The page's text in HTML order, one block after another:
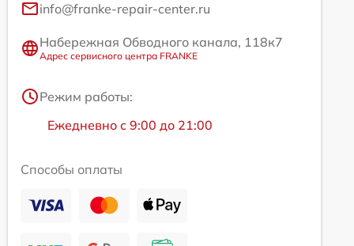
info@franke-repair-center.ru
Набережная Обводного канала, 118к7
Адрес сервисного центра FRANKE
Режим работы:
Ежедневно с 9:00 до 21:00
Способы оплаты